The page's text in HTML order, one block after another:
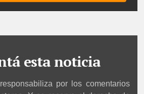
esta noticia
por los comentarios